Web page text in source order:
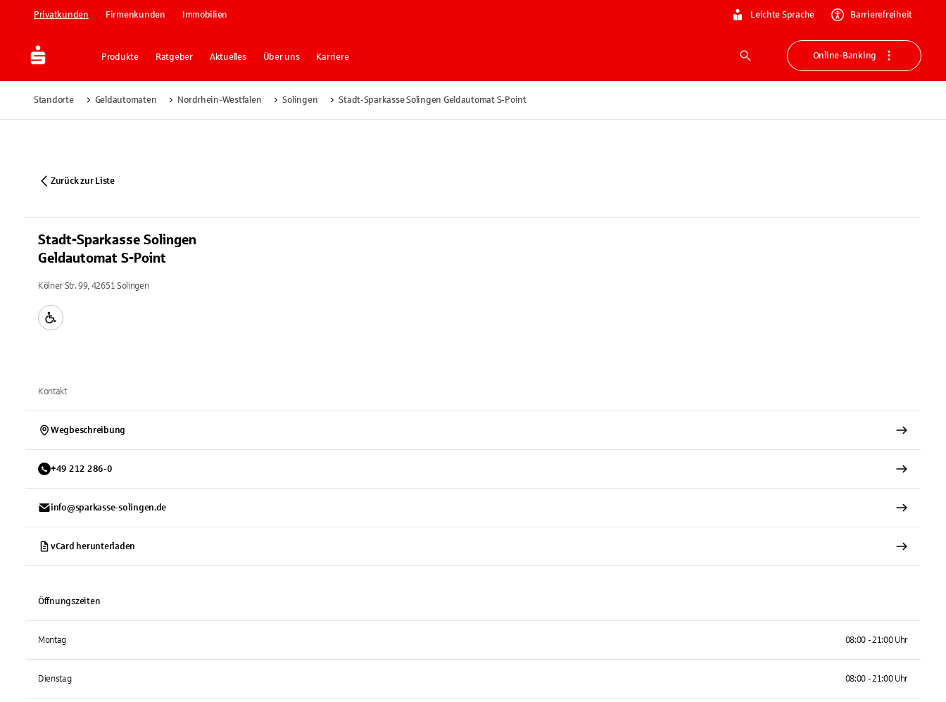
Privatkunden Firmenkunden Immobilien Leichte Sprache Barrierefreiheit
Produkte Ratgeber Aktuelles Über uns Karriere
Suche
Online-Banking
Standorte Geldautomaten Nordrhein-Westfalen Solingen Stadt-Sparkasse Solingen Geldautomat S-Point
Zurück zur Liste
Stadt-Sparkasse Solingen
Geldautomat S-Point
Kölner Str. 99, 42651 Solingen
Kontakt
Wegbeschreibung
+49 212 286-0
info@sparkasse-solingen.de
vCard herunterladen
Öffnungszeiten
Montag 08:00 - 21:00 Uhr
Dienstag 08:00 - 21:00 Uhr